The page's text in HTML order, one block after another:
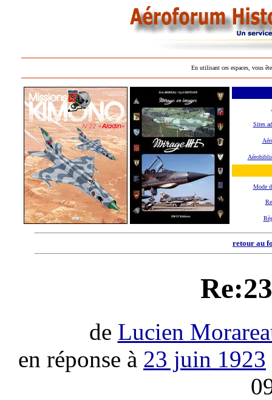
En utilisant ces espaces, vous
Sites
Mode
retour au
de Lucien
en réponse à 23 juin 1923